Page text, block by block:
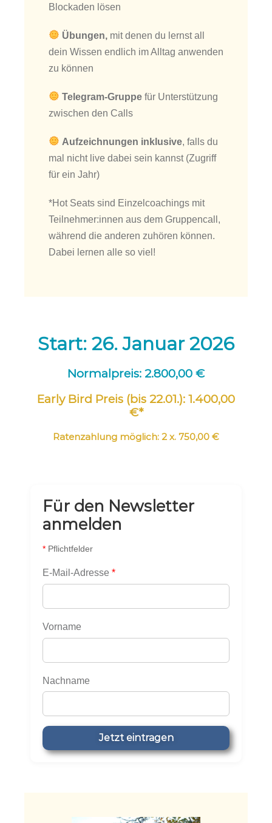
Blockaden lösen
Übungen, mit denen du lernst all
dein Wissen endlich im Alltag anwenden
zu können
Telegram-Gruppe für Unterstützung
zwischen den Calls
Aufzeichnungen inklusive, falls du
mal nicht live dabei sein kannst (Zugriff
für ein Jahr)
*Hot Seats sind Einzelcoachings mit
Teilnehmer:innen aus dem Gruppencall,
während die anderen zuhören können.
Dabei lernen alle so viel!
Start: 26. Januar 2026
Normalpreis: 2.800,00 €
Early Bird Preis (bis 22.01.): 1.400,00
€*
Ratenzahlung möglich: 2 x. 750,00 €
Für den Newsletter
anmelden
* Pflichtfelder
E-Mail-Adresse *
Vorname
Nachname